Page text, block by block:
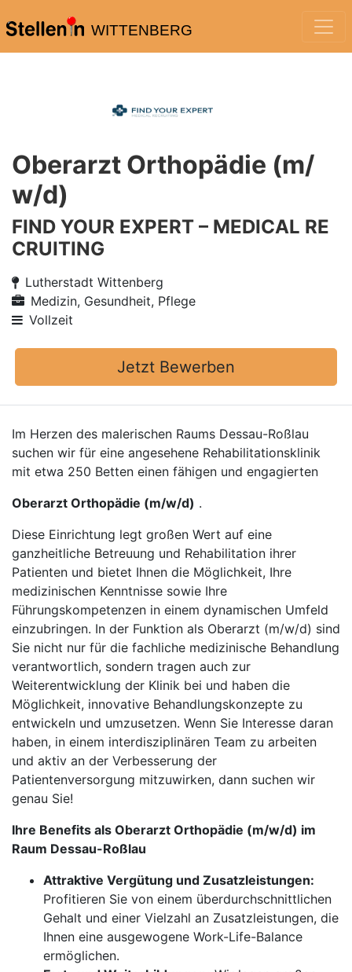
WITTENBERG
Oberarzt Orthopädie (m/
w/d)
FIND YOUR EXPERT – MEDICAL RE
CRUITING
Lutherstadt Wittenberg
Medizin, Gesundheit, Pflege
Vollzeit
Jetzt Bewerben
Im Herzen des malerischen Raums Dessau-Roßlau
suchen wir für eine angesehene Rehabilitationsklinik
mit etwa 250 Betten einen fähigen und engagierten
Oberarzt Orthopädie (m/w/d) .
Diese Einrichtung legt großen Wert auf eine
ganzheitliche Betreuung und Rehabilitation ihrer
Patienten und bietet Ihnen die Möglichkeit, Ihre
medizinischen Kenntnisse sowie Ihre
Führungskompetenzen in einem dynamischen Umfeld
einzubringen. In der Funktion als Oberarzt (m/w/d) sind
Sie nicht nur für die fachliche medizinische Behandlung
verantwortlich, sondern tragen auch zur
Weiterentwicklung der Klinik bei und haben die
Möglichkeit, innovative Behandlungskonzepte zu
entwickeln und umzusetzen. Wenn Sie Interesse daran
haben, in einem interdisziplinären Team zu arbeiten
und aktiv an der Verbesserung der
Patientenversorgung mitzuwirken, dann suchen wir
genau Sie!
Ihre Benefits als Oberarzt Orthopädie (m/w/d) im
Raum Dessau-Roßlau
Attraktive Vergütung und Zusatzleistungen:
Profitieren Sie von einem überdurchschnittlichen
Gehalt und einer Vielzahl an Zusatzleistungen, die
Ihnen eine ausgewogene Work-Life-Balance
ermöglichen.